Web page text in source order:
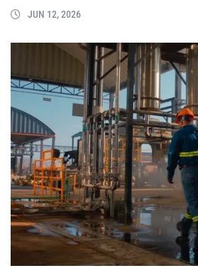
JUN 12, 2026